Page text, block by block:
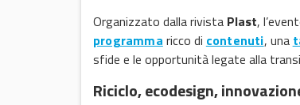
Organizzato dalla rivista Plast,
programma ricco di contenuti, una
sfide e le opportunità legate alla
Riciclo, ecodesign,